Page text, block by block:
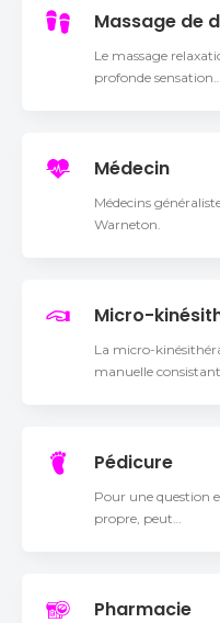
Massage de
Le massage
profonde sensation…
Médecin
Médecins
Warneton.
Micro-
La micro-­
manuelle
Pédicure
Pour une question
propre, peut…
Pharmacie